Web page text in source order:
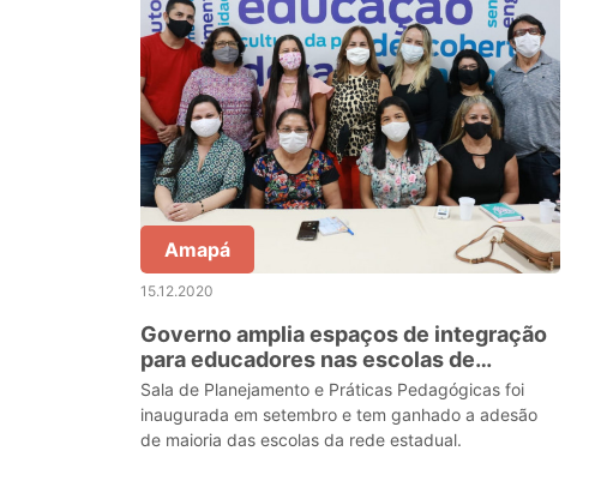
Amapá
15.12.2020
Governo amplia espaços de integração
para educadores nas escolas de
Santana
Sala de Planejamento e Práticas Pedagógicas foi
inaugurada em setembro e tem ganhado a adesão
de maioria das escolas da rede estadual.